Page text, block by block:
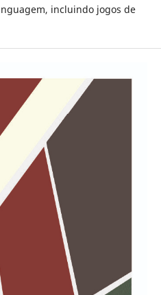
incluindo jogos de